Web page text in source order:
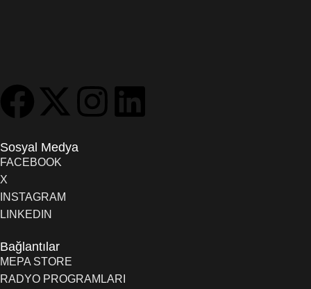
Sosyal Medya
FACEBOOK
X
INSTAGRAM
LINKEDIN
Bağlantılar
MEPA STORE
RADYO PROGRAMLARI